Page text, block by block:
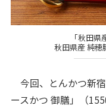
「秋田県
秋田県産 純
今回、とんかつ新
ースかつ 御膳」（